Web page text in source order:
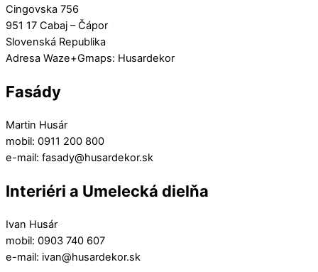
Cingovska 756
951 17 Cabaj – Čápor
Slovenská Republika
Adresa Waze+Gmaps: Husardekor
Fasády
Martin Husár
mobil: 0911 200 800
e-mail: fasady@husardekor.sk
Interiéri a Umelecká dielňa
Ivan Husár
mobil: 0903 740 607
e-mail: ivan@husardekor.sk